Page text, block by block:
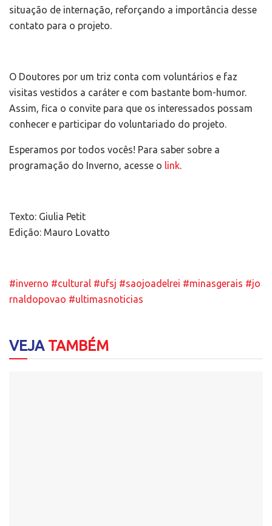
situação de internação, reforçando a importância desse
contato para o projeto.
O Doutores por um triz conta com voluntários e faz
visitas vestidos a caráter e com bastante bom-humor.
Assim, fica o convite para que os interessados possam
conhecer e participar do voluntariado do projeto.
Esperamos por todos vocês! Para saber sobre a
programação do Inverno, acesse o link.
Texto: Giulia Petit
Edição: Mauro Lovatto
#inverno #cultural #ufsj #saojoadelrei #minasgerais #jo
rnaldopovao #ultimasnoticias
VEJATAMBÉM